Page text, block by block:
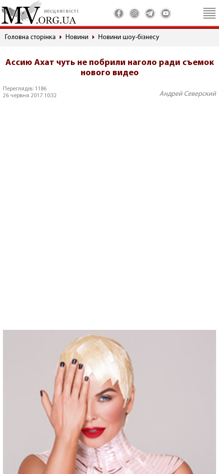
місцеві вісті
Головна сторінка Новини Новини шоу-бізнесу
Ассию Ахат чуть не побрили наголо ради съемок
нового видео
Переглядів: 1186
26 червня 2017 10:32
Андрей Северский